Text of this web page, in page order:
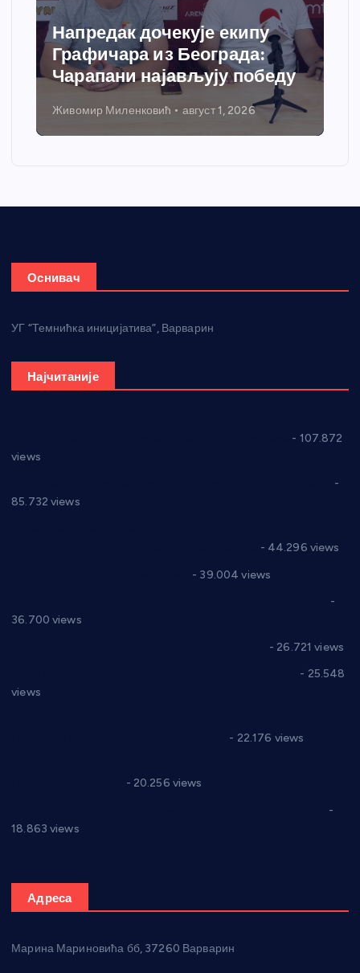
Спортски центар “Ћићевац”
добија савремени систем
грејања
Никола Петровић јул 31, 2026
Оснивач
УГ “Темнићка иницијатива”, Варварин
Најчитаније
- 107.872
views
-
85.732 views
- 44.296 views
- 39.004 views
-
36.700 views
- 26.721 views
- 25.548
views
- 22.176 views
- 20.256 views
-
18.863 views
Адреса
Марина Мариновића бб, 37260 Варварин